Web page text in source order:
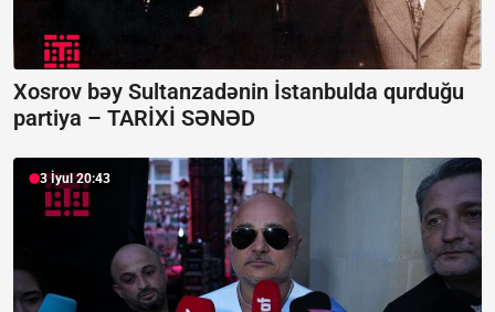
Xosrov bəy Sultanzadənin İstanbulda qurduğu
partiya – TARİXİ SƏNƏD
3 İyul 20:43